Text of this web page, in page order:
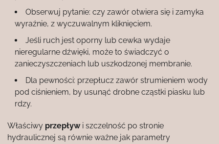
Obserwuj pytanie: czy zawór otwiera się i zamyka
wyraźnie, z wyczuwalnym kliknięciem.
Jeśli ruch jest oporny lub cewka wydaje
nieregularne dźwięki, może to świadczyć o
zanieczyszczeniach lub uszkodzonej membranie.
Dla pewności: przepłucz zawór strumieniem wody
pod ciśnieniem, by usunąć drobne cząstki piasku lub
rdzy.
Właściwy przepływi szczelność po stronie
hydraulicznej są równie ważne jak parametry